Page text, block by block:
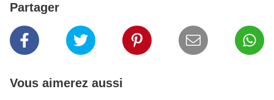
Partager
Vous aimerez aussi